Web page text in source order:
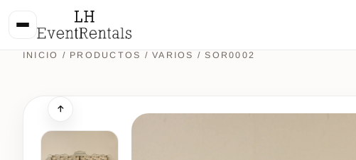
INICIO / PRODUCTOS /VARIOS / SOR0002